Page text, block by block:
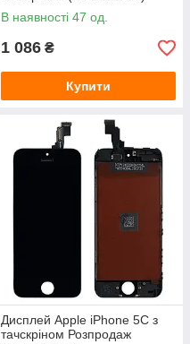
В наявності 47 од.
1 086 ₴
Купити
Дисплей Apple iPhone 5C з
тачскріном Розпродаж